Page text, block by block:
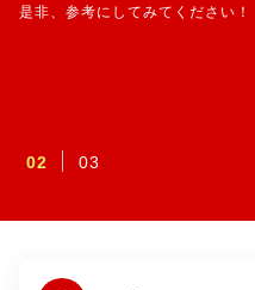
是非、参考にしてみてください！
03
02